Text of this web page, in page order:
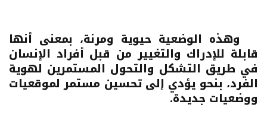
وهذه الوضعية حيوية ومرنة، بمعنى أنها
قابلة للإدراك والتغيير من قبل أفراد الإنسان
في طريق التشكل والتحول المستمرين لهوية
الفرد، بنحو يؤدي إلى تحسين مستمر لموقعيات
ووضعيات جديدة.